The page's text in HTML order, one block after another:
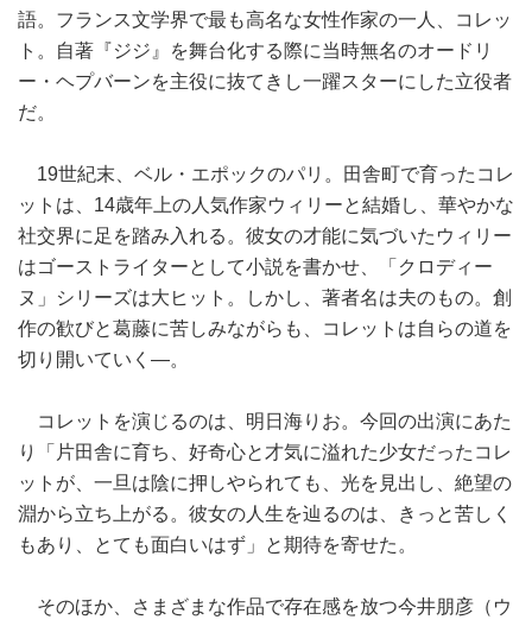
語。フランス文学界で最も高名な女性作家の一人、コレッ
ト。自著『ジジ』を舞台化する際に当時無名のオードリ
ー・ヘプバーンを主役に抜てきし一躍スターにした立役者
だ。
19世紀末、ベル・エポックのパリ。田舎町で育ったコレ
ットは、14歳年上の人気作家ウィリーと結婚し、華やかな
社交界に足を踏み入れる。彼女の才能に気づいたウィリー
はゴーストライターとして小説を書かせ、「クロディー
ヌ」シリーズは大ヒット。しかし、著者名は夫のもの。創
作の歓びと葛藤に苦しみながらも、コレットは自らの道を
切り開いていく―。
コレットを演じるのは、明日海りお。今回の出演にあた
り「片田舎に育ち、好奇心と才気に溢れた少女だったコレ
ットが、一旦は陰に押しやられても、光を見出し、絶望の
淵から立ち上がる。彼女の人生を辿るのは、きっと苦しく
もあり、とても面白いはず」と期待を寄せた。
そのほか、さまざまな作品で存在感を放つ今井朋彦（ウ